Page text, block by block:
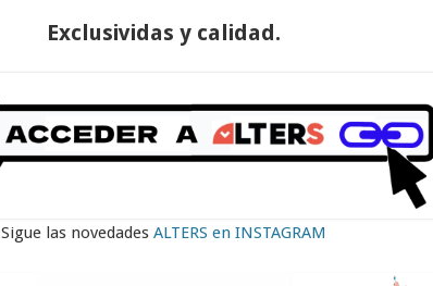
Exclusividas y calidad.
Sigue las novedades ALTERS en INSTAGRAM